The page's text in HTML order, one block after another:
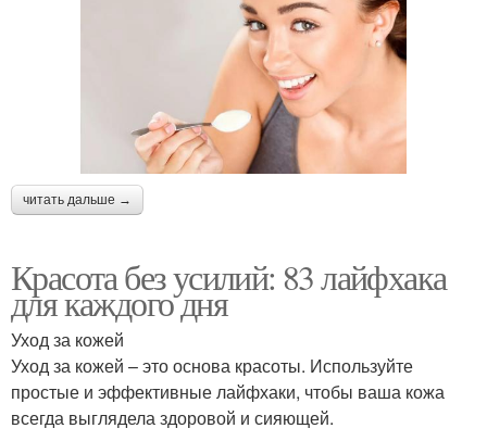
читать дальше →
Красота без усилий: 83 лайфхака
для каждого дня
Уход за кожей
Уход за кожей – это основа красоты. Используйте
простые и эффективные лайфхаки, чтобы ваша кожа
всегда выглядела здоровой и сияющей.